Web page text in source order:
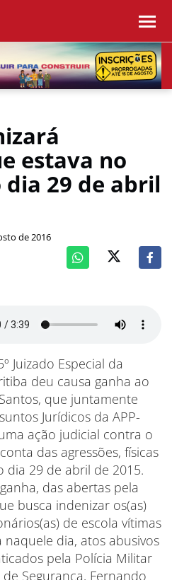
estava no
dia 29 de abril
de 2016
Juizado Especial da
deu causa ganha ao
que juntamente
Jurídicos da APP-
ação judicial contra o
das agressões, físicas
dia 29 de abril de 2015.
das abertas pela
busca indenizar os(as)
de escola vítimas
dia, atos abusivos
pela Polícia Militar
Segurança, Fernando